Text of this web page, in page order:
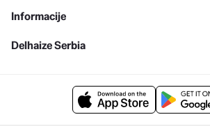
Informacije
Delhaize Serbia